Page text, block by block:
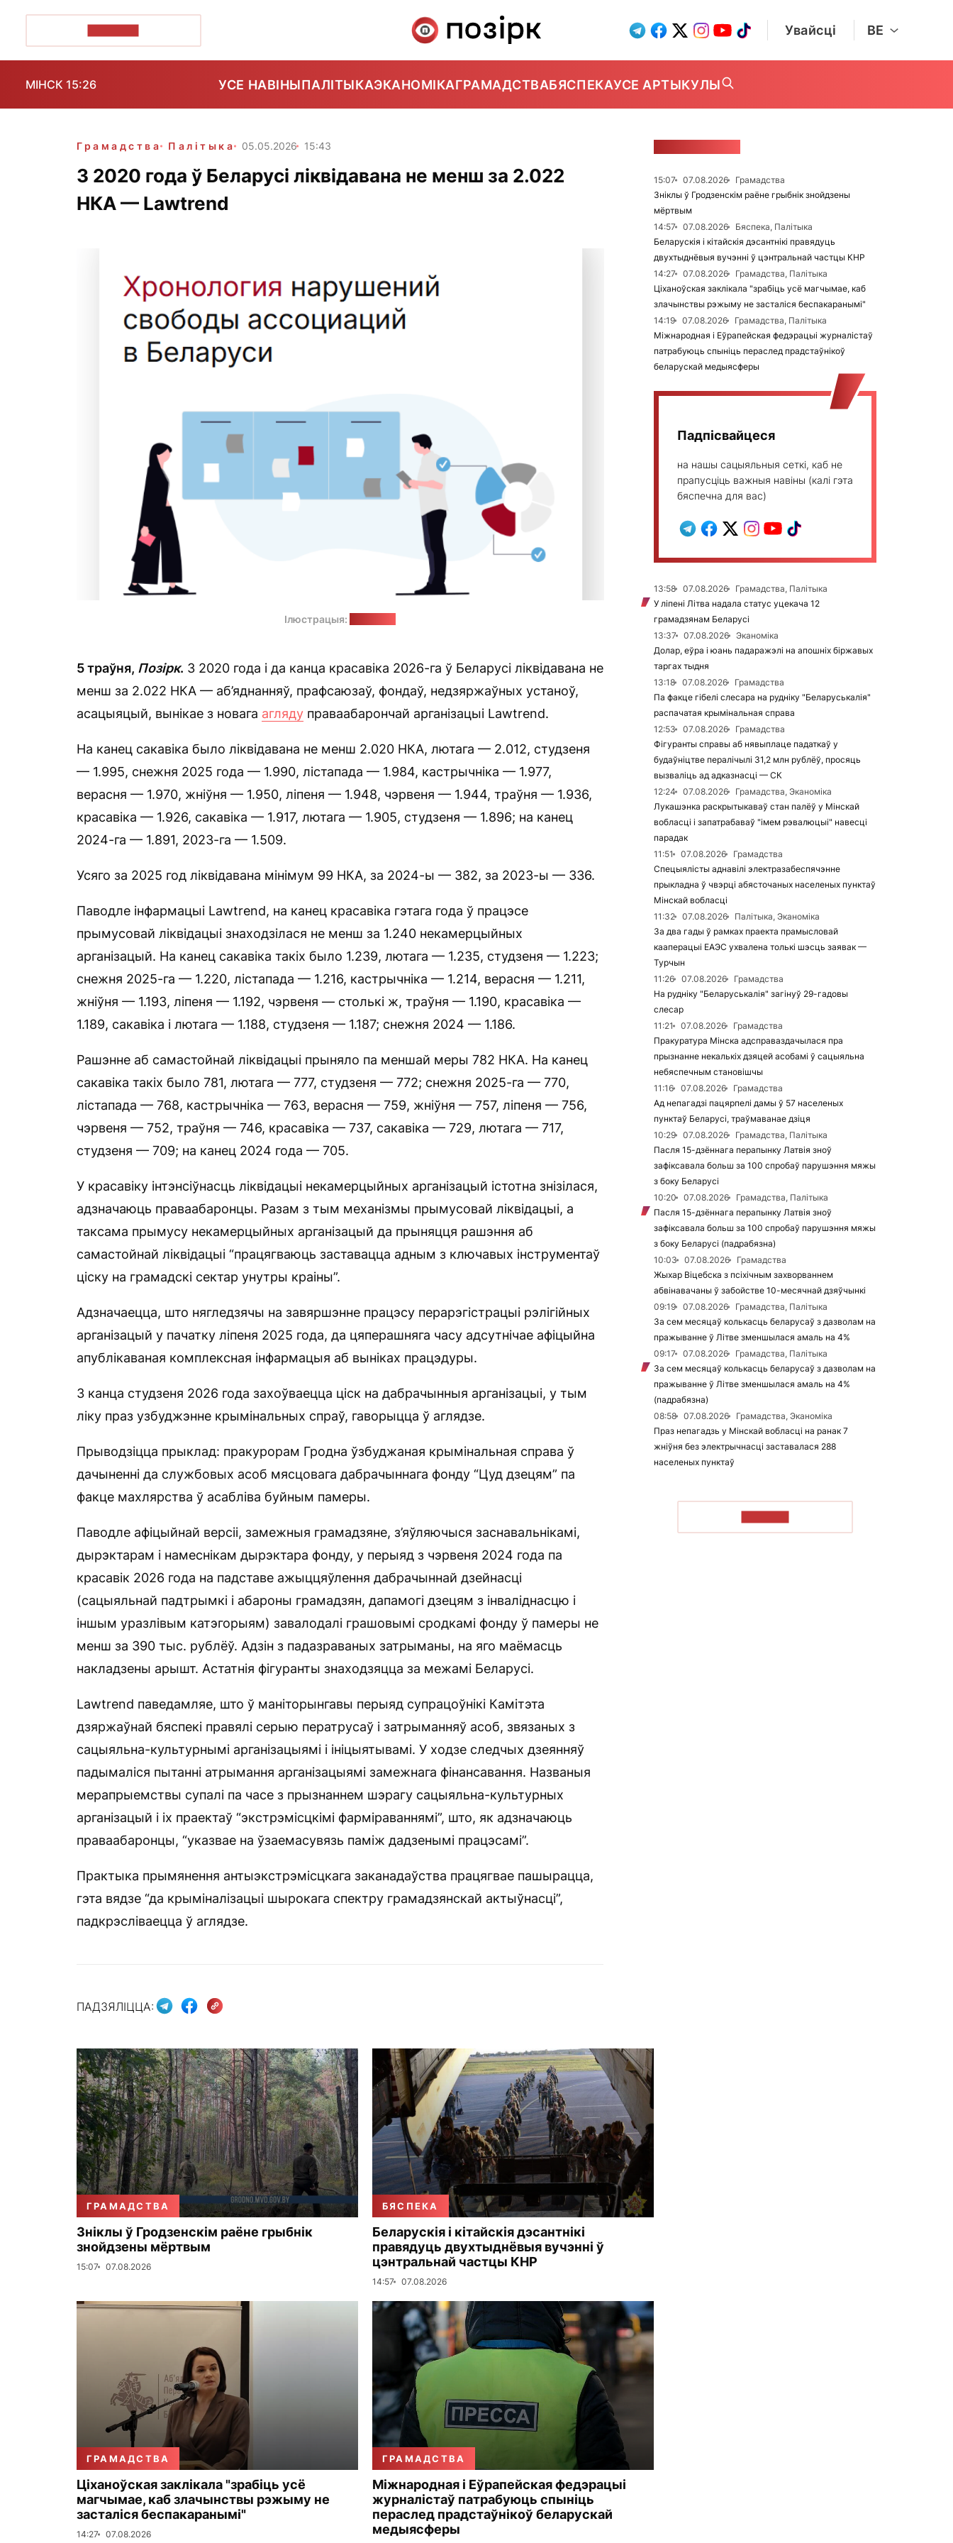
Увайсці BE
МІНСК 15:26 УСЕ НАВІНЫПАЛІТЫКАЭКАНОМІКАГРАМАДСТВАБЯСПЕКАУСЕ АРТЫКУЛЫ
Грамадства Палітыка 05.05.2026 15:43
З 2020 года ў Беларусі ліквідавана не менш за 2.022
НКА — Lawtrend
Ілюстрацыя:
5 траўня, Позірк. З 2020 года і да канца красавіка 2026-га ў Беларусі ліквідавана не
менш за 2.022 НКА — аб’яднанняў, прафсаюзаў, фондаў, недзяржаўных устаноў,
асацыяцый, вынікае з новага агляду праваабарончай арганізацыі Lawtrend.
На канец сакавіка было ліквідавана не менш 2.020 НКА, лютага — 2.012, студзеня
— 1.995, снежня 2025 года — 1.990, лістапада — 1.984, кастрычніка — 1.977,
верасня — 1.970, жніўня — 1.950, ліпеня — 1.948, чэрвеня — 1.944, траўня — 1.936,
красавіка — 1.926, сакавіка — 1.917, лютага — 1.905, студзеня — 1.896; на канец
2024-га — 1.891, 2023-га — 1.509.
Усяго за 2025 год ліквідавана мінімум 99 НКА, за 2024-ы — 382, за 2023-ы — 336.
Паводле інфармацыі Lawtrend, на канец красавіка гэтага года ў працэсе
прымусовай ліквідацыі знаходзілася не менш за 1.240 некамерцыйных
арганізацый. На канец сакавіка такіх было 1.239, лютага — 1.235, студзеня — 1.223;
снежня 2025-га — 1.220, лістапада — 1.216, кастрычніка — 1.214, верасня — 1.211,
жніўня — 1.193, ліпеня — 1.192, чэрвеня — столькі ж, траўня — 1.190, красавіка —
1.189, сакавіка і лютага — 1.188, студзеня — 1.187; снежня 2024 — 1.186.
Рашэнне аб самастойнай ліквідацыі прыняло па меншай меры 782 НКА. На канец
сакавіка такіх было 781, лютага — 777, студзеня — 772; снежня 2025-га — 770,
лістапада — 768, кастрычніка — 763, верасня — 759, жніўня — 757, ліпеня — 756,
чэрвеня — 752, траўня — 746, красавіка — 737, сакавіка — 729, лютага — 717,
студзеня — 709; на канец 2024 года — 705.
У красавіку інтэнсіўнасць ліквідацыі некамерцыйных арганізацый істотна знізілася,
адзначаюць праваабаронцы. Разам з тым механізмы прымусовай ліквідацыі, а
таксама прымусу некамерцыйных арганізацый да прыняцця рашэння аб
самастойнай ліквідацыі “працягваюць заставацца адным з ключавых інструментаў
ціску на грамадскі сектар унутры краіны”.
Адзначаецца, што нягледзячы на завяршэнне працэсу перарэгістрацыі рэлігійных
арганізацый у пачатку ліпеня 2025 года, да цяперашняга часу адсутнічае афіцыйна
апублікаваная комплексная інфармацыя аб выніках працэдуры.
З канца студзеня 2026 года захоўваецца ціск на дабрачынныя арганізацыі, у тым
ліку праз узбуджэнне крымінальных спраў, гаворыцца ў аглядзе.
Прыводзіцца прыклад: пракурорам Гродна ўзбуджаная крымінальная справа ў
дачыненні да службовых асоб мясцовага дабрачыннага фонду “Цуд дзецям” па
факце махлярства ў асабліва буйным памеры.
Паводле афіцыйнай версіі, замежныя грамадзяне, з’яўляючыся заснавальнікамі,
дырэктарам і намеснікам дырэктара фонду, у перыяд з чэрвеня 2024 года па
красавік 2026 года на падставе ажыццяўлення дабрачыннай дзейнасці
(сацыяльнай падтрымкі і абароны грамадзян, дапамогі дзецям з інваліднасцю і
іншым уразлівым катэгорыям) завалодалі грашовымі сродкамі фонду ў памеры не
менш за 390 тыс. рублёў. Адзін з падазраваных затрыманы, на яго маёмасць
накладзены арышт. Астатнія фігуранты знаходзяцца за межамі Беларусі.
Lawtrend паведамляе, што ў маніторынгавы перыяд супрацоўнікі Камітэта
дзяржаўнай бяспекі правялі серыю ператрусаў і затрыманняў асоб, звязаных з
сацыяльна-культурнымі арганізацыямі і ініцыятывамі. У ходзе следчых дзеянняў
падымаліся пытанні атрымання арганізацыямі замежнага фінансавання. Названыя
мерапрыемствы супалі па часе з прызнаннем шэрагу сацыяльна-культурных
арганізацый і іх праектаў “экстрэмісцкімі фарміраваннямі”, што, як адзначаюць
праваабаронцы, “указвае на ўзаемасувязь паміж дадзенымі працэсамі”.
Практыка прымянення антыэкстрэмісцкага заканадаўства працягвае пашырацца,
гэта вядзе “да крыміналізацыі шырокага спектру грамадзянскай актыўнасці”,
падкрэсліваецца ў аглядзе.
ПАДЗЯЛІЦЦА:
ГРАМАДСТВА
Зніклы ў Гродзенскім раёне грыбнік
знойдзены мёртвым
15:07 07.08.2026
БЯСПЕКА
Беларускія і кітайскія дэсантнікі
правядуць двухтыднёвыя вучэнні ў
цэнтральнай частцы КНР
14:57 07.08.2026
ГРАМАДСТВА
Ціханоўская заклікала "зрабіць усё
магчымае, каб злачынствы рэжыму не
засталіся беспакаранымі"
14:27 07.08.2026
ГРАМАДСТВА
Міжнародная і Еўрапейская федэрацыі
журналістаў патрабуюць спыніць
пераслед прадстаўнікоў беларускай
медыясферы
15:07 07.08.2026
Грамадства
Зніклы ў Гродзенскім раёне грыбнік знойдзены
мёртвым
14:57
07.08.2026
Бяспека, Палітыка
Беларускія і кітайскія дэсантнікі правядуць
двухтыднёвыя вучэнні ў цэнтральнай частцы КНР
14:27
07.08.2026
Грамадства, Палітыка
Ціханоўская заклікала "зрабіць усё магчымае, каб
злачынствы рэжыму не засталіся беспакаранымі"
14:19
07.08.2026
Грамадства, Палітыка
Міжнародная і Еўрапейская федэрацыі журналістаў
патрабуюць спыніць пераслед прадстаўнікоў
беларускай медыясферы
Падпісвайцеся
на нашы сацыяльныя сеткі, каб не
прапусціць важныя навіны (калі гэта
бяспечна для вас)
13:58 07.08.2026
Грамадства, Палітыка
У ліпені Літва надала статус уцекача 12
грамадзянам Беларусі
13:37
07.08.2026
Эканоміка
Долар, еўра і юань падаражэлі на апошніх біржавых
таргах тыдня
13:18
07.08.2026
Грамадства
Па факце гібелі слесара на рудніку "Беларуськалія"
распачатая крымінальная справа
12:53
07.08.2026
Грамадства
Фігуранты справы аб нявыплаце падаткаў у
будаўніцтве пералічылі 31,2 млн рублёў, просяць
вызваліць ад адказнасці — СК
12:24
07.08.2026
Грамадства, Эканоміка
Лукашэнка раскрытыкаваў стан палёў у Мінскай
вобласці і запатрабаваў "імем рэвалюцыі" навесці
парадак
11:51
07.08.2026
Грамадства
Спецыялісты аднавілі электразабеспячэнне
прыкладна ў чвэрці абясточаных населеных пунктаў
Мінскай вобласці
11:32
07.08.2026
Палітыка, Эканоміка
За два гады ў рамках праекта прамысловай
кааперацыі ЕАЭС ухвалена толькі шэсць заявак —
Турчын
11:26
07.08.2026
Грамадства
На рудніку "Беларуськалія" загінуў 29-гадовы
слесар
11:21
07.08.2026
Грамадства
Пракуратура Мінска адсправаздачылася пра
прызнанне некалькіх дзяцей асобамі ў сацыяльна
небяспечным становішчы
11:16
07.08.2026
Грамадства
Ад непагадзі пацярпелі дамы ў 57 населеных
пунктаў Беларусі, траўмаванае дзіця
10:29
07.08.2026
Грамадства, Палітыка
Пасля 15-дзённага перапынку Латвія зноў
зафіксавала больш за 100 спробаў парушэння мяжы
з боку Беларусі
10:20
07.08.2026
Грамадства, Палітыка
Пасля 15-дзённага перапынку Латвія зноў
зафіксавала больш за 100 спробаў парушэння мяжы
з боку Беларусі (падрабязна)
10:03
07.08.2026
Грамадства
Жыхар Віцебска з псіхічным захворваннем
абвінавачаны ў забойстве 10-месячнай дзяўчынкі
09:19
07.08.2026
Грамадства, Палітыка
За сем месяцаў колькасць беларусаў з дазволам на
пражыванне ў Літве зменшылася амаль на 4%
09:17
07.08.2026
Грамадства, Палітыка
За сем месяцаў колькасць беларусаў з дазволам на
пражыванне ў Літве зменшылася амаль на 4%
(падрабязна)
08:58
07.08.2026
Грамадства, Эканоміка
Праз непагадзь у Мінскай вобласці на ранак 7
жніўня без электрычнасці заставалася 288
населеных пунктаў